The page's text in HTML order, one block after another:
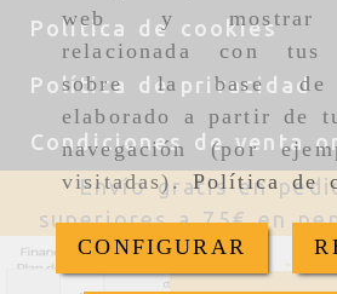
web y mostrar
relacionada con tus
sobre la base
elaborado a partir de
navegación (por
visitadas).Política de
CONFIGURAR
Política de cookies
Política de privacidad
Condiciones de venta
Envío gratis en
superiores a 75€ en